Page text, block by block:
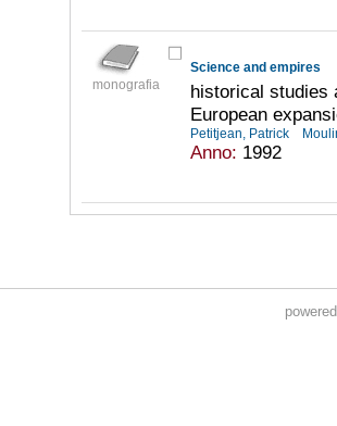
monografia
Science and empires
historical studies
European
Petitjean, Patrick
Anno: 1992